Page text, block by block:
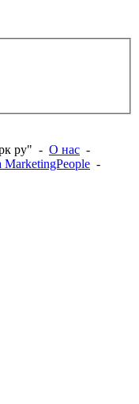
ру" - О нас -
MarketingPeople -